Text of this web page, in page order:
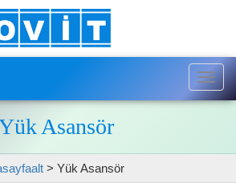
Asansör
> Yük Asansör